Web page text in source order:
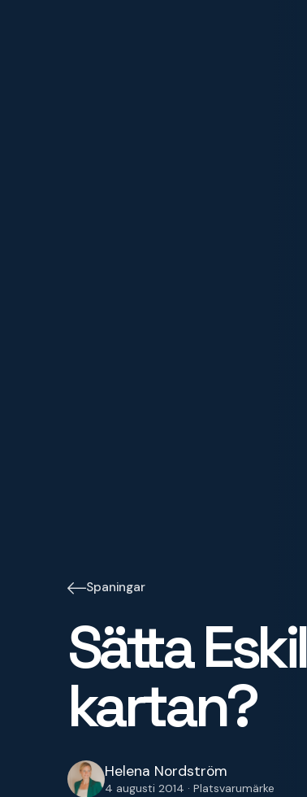
Spaningar
Sätta
kartan?
Helena Nordström
4 augusti 2014 · Platsvarumärke